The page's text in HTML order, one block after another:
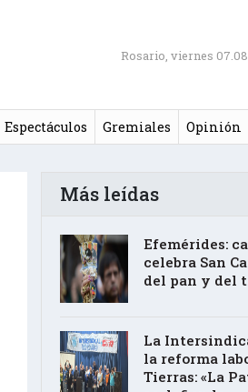
Rosario, viernes
Espectáculos Gremiales Opinión
Más leídas
Efemérides:
celebra San
del pan y del
La
la reforma
Tierras: «La